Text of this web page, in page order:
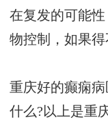
在复发的可能
物控制，如果得
重庆好的癫痫
什么?以上是重